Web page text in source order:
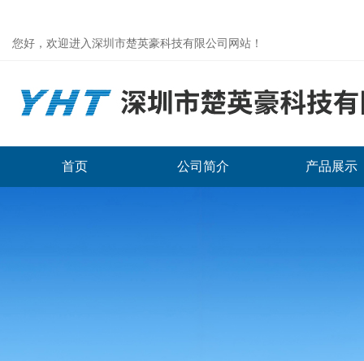
您好，欢迎进入深圳市楚英豪科技有限公司网站！
首页 公司简介 产品展示